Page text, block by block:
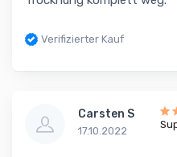
Verifizierter Kauf
Carsten S
17.10.2022